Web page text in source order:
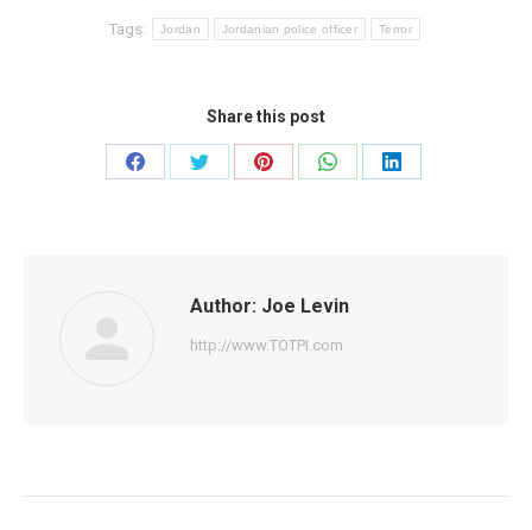
Tags: Jordan Jordanian police officer Terror
Share this post
Share
Share
Share
Share
Share
Author: Joe Levin
http://www.TOTPI.com